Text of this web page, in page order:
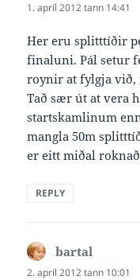
1. apríl 2012 tann 14:41
Her eru splitttíðir
finaluni. Pál setur
roynir at fylgja við,
Tað sær út at vera
startskamlinum
mangla 50m
er eitt miðal
REPLY
bartal
2. apríl 2012 tann 10:01